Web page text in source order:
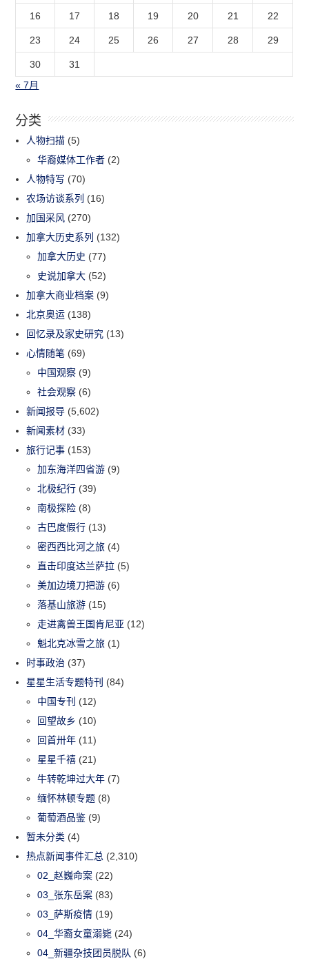
16 17 18 19 20 21 22
23 24 25 26 27 28 29
30
31
« 7月
分类
人物扫描 (5)
华裔媒体工作者 (2)
人物特写 (70)
农场访谈系列 (16)
加国采风 (270)
加拿大历史系列 (132)
加拿大历史 (77)
史说加拿大 (52)
加拿大商业档案 (9)
北京奥运 (138)
回忆录及家史研究 (13)
心情随笔 (69)
中国观察 (9)
社会观察 (6)
新闻报导 (5,602)
新闻素材 (33)
旅行记事 (153)
加东海洋四省游 (9)
北极纪行 (39)
南极探险 (8)
古巴度假行 (13)
密西西比河之旅 (4)
直击印度达兰萨拉 (5)
美加边境刀把游 (6)
落基山旅游 (15)
走进禽兽王国肯尼亚 (12)
魁北克冰雪之旅 (1)
时事政治 (37)
星星生活专题特刊 (84)
中国专刊 (12)
回望故乡 (10)
回首卅年 (11)
星星千禧 (21)
牛转乾坤过大年 (7)
缅怀林顿专题 (8)
葡萄酒品鉴 (9)
暂未分类 (4)
热点新闻事件汇总 (2,310)
02_赵巍命案 (22)
03_张东岳案 (83)
03_萨斯疫情 (19)
04_华裔女童溺毙 (24)
04_新疆杂技团员脱队 (6)